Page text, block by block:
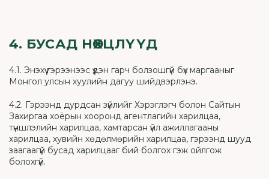
4. БУСАД НӨХЦЛҮҮД
4.1. Энэхүү гэрээнээс үүдэн гарч болзошгүй бүх маргааныг
Монгол улсын хуулийн дагуу шийдвэрлэнэ.
4.2. Гэрээнд дурдсан зүйлийг Хэрэглэгч болон Сайтын
Захиргаа хоёрын хооронд агентлагийн харилцаа,
түншлэлийн харилцаа, хамтарсан үйл ажиллагааны
харилцаа, хувийн хөдөлмөрийн харилцаа, гэрээнд шууд
заагаагүй бусад харилцааг бий болгох гэж ойлгож
болохгүй.